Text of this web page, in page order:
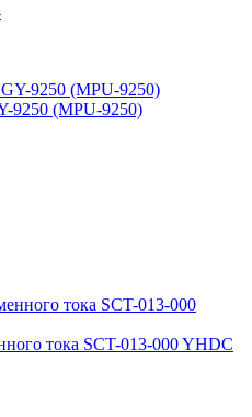
9250 (MPU-9250)
тока SCT-013-000 YHDC